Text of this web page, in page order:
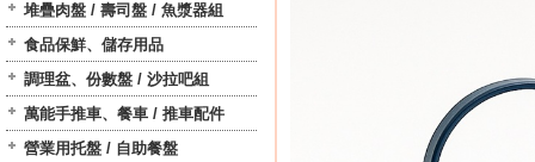
堆疊肉盤 / 壽司盤 / 魚漿器組
食品保鮮、儲存用品
調理盆、份數盤 / 沙拉吧組
萬能手推車、餐車 / 推車配件
營業用托盤 / 自助餐盤